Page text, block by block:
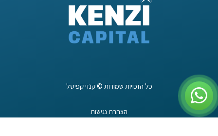
כל הזכויות שמורות © קנזי קפיטל
הצהרת נגישות